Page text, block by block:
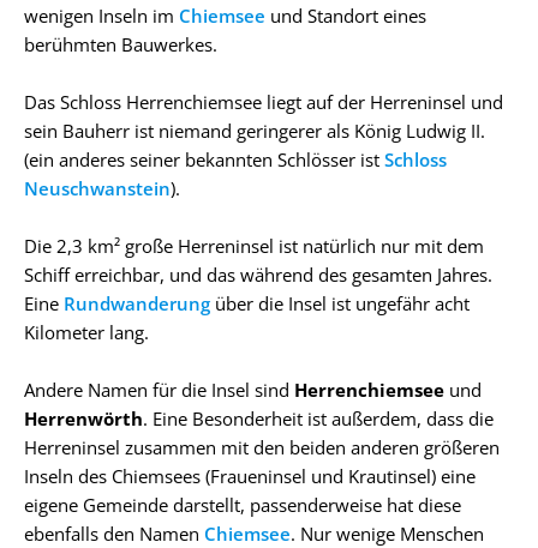
wenigen Inseln im Chiemsee und Standort eines
berühmten Bauwerkes.
Das Schloss Herrenchiemsee liegt auf der Herreninsel und
sein Bauherr ist niemand geringerer als König Ludwig II.
(ein anderes seiner bekannten Schlösser ist Schloss
Neuschwanstein).
Die 2,3 km² große Herreninsel ist natürlich nur mit dem
Schiff erreichbar, und das während des gesamten Jahres.
Eine Rundwanderung über die Insel ist ungefähr acht
Kilometer lang.
Andere Namen für die Insel sind Herrenchiemsee und
Herrenwörth. Eine Besonderheit ist außerdem, dass die
Herreninsel zusammen mit den beiden anderen größeren
Inseln des Chiemsees (Fraueninsel und Krautinsel) eine
eigene Gemeinde darstellt, passenderweise hat diese
ebenfalls den Namen Chiemsee. Nur wenige Menschen